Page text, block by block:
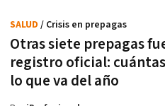
Otras siete prepagas
registro oficial:
lo que va del año
SALUD / Crisis en prepagas